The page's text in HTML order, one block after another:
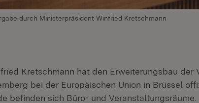
durch Ministerpräsident Winfried Kretschmann
Kretschmann hat den Erweiterungsbau der
bei der Europäischen Union in Brüssel
befinden sich Büro- und